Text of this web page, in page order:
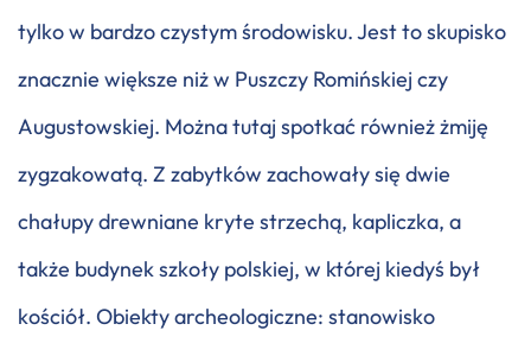
tylko w bardzo czystym środowisku. Jest to skupisko
znacznie większe niż w Puszczy Romińskiej czy
Augustowskiej. Można tutaj spotkać również żmiję
zygzakowatą. Z zabytków zachowały się dwie
chałupy drewniane kryte strzechą, kapliczka, a
także budynek szkoły polskiej, w której kiedyś był
kościół. Obiekty archeologiczne: stanowisko